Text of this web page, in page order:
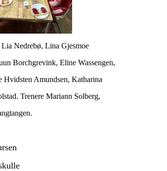
Nedrebø, Lina Gjesmoe
Borchgrevink, Eline Wassengen,
Hvidsten Amundsen, Katharina
Trenere Mariann Solberg,